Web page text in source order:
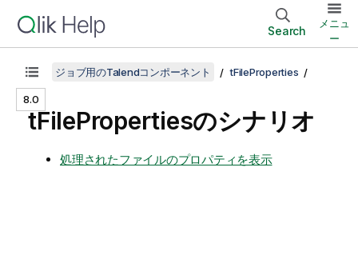
Search
メニュ
ー
8.0
ジョブ用のTalendコンポーネント tFileProperties
tFilePropertiesのシナリオ
処理されたファイルのプロパティを表示